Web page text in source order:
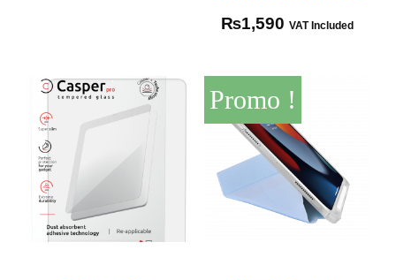
₨1,590 VAT Included
Promo !